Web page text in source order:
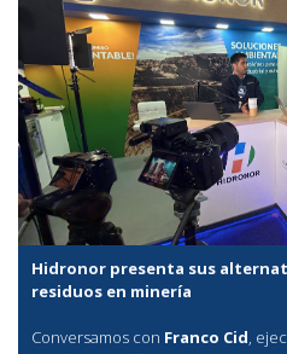
Hidronor presenta sus
residuos en minería
Conversamos con Franco Cid,